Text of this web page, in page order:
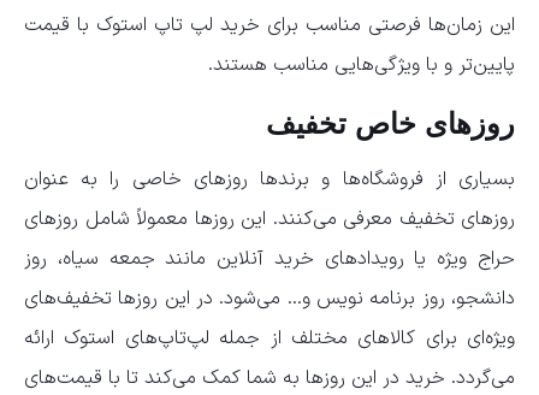
این زمان‌ها فرصتی مناسب برای خرید لپ تاپ استوک با قیمت
پایین‌تر و با ویژگی‌هایی مناسب هستند.
روزهای خاص تخفیف
بسیاری از فروشگاه‌ها و برندها روزهای خاصی را به‌ عنوان
روزهای تخفیف معرفی می‌کنند. این روزها معمولاً شامل روزهای
حراج ویژه یا رویدادهای خرید آنلاین مانند جمعه سیاه، روز
دانشجو، روز برنامه نویس و… می‌شود. در این روزها تخفیف‌های
ویژه‌ای برای کالاهای مختلف از جمله لپ‌تاپ‌های استوک ارائه
می‌گردد. خرید در این روزها به شما کمک می‌کند تا با قیمت‌های